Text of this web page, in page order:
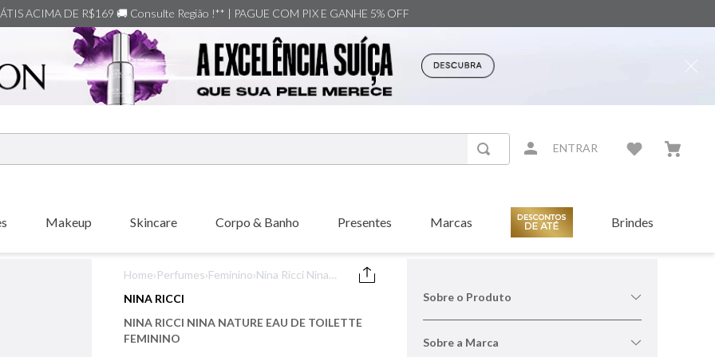
ACIMA DE R$169 🚚 Consulte Região !** | PAGUE COM PIX E GANHE 5% OFF
ENTRAR
Makeup Skincare Corpo & Banho Presentes Marcas Brindes
Home›Perfumes›Feminino›Nina Ricci Nina
NINA RICCI
NINA RICCI NINA NATURE EAU DE TOILETTE
FEMININO
Sobre o Produto
Sobre a Marca
carolina herrera